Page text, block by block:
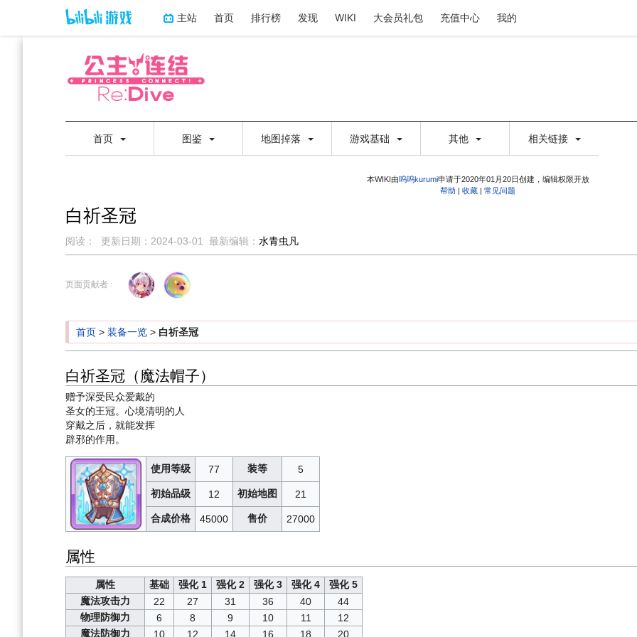
主站 首页 排行榜 发现 WIKI 大会员礼包 充值中心 我的
首页 图鉴 地图掉落 游戏基础 其他 相关链接
本WIKI由呜呜kurumi申请于2020年01月20日创建，编辑权限开放
帮助 | 收藏 | 常见问题
白祈圣冠
阅读： 更新日期： 2024-03-01 最新编辑： 水青虫凡
到
到
页面贡献者 :
首页 > 装备一览 > 白祈圣冠
白祈圣冠（魔法帽子）
赠予深受民众爱戴的
圣女的王冠。心境清明的人
穿戴之后，就能发挥
辟邪的作用。
使用等级 77 装等 5
初始品级 12 初始地图 21
合成价格 45000 售价 27000
属性
属性 基础 强化 1 强化 2 强化 3 强化 4
强化 5
魔法攻击力
22 27 31 36 40
44
物理防御力
6 8 9 10 11
12
魔法防御力
10 12 14 16 18
20